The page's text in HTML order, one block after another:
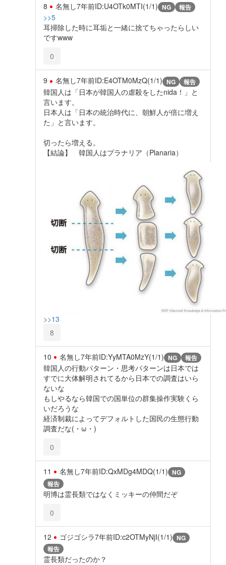
8 名無し7年前ID:U4OTk0MTI(1/1) NG 報告
>>5
耳掃除した時に耳垢と一緒に捨てちゃったらしい
ですwww
0
9 名無し7年前ID:E4OTM0MzQ(1/1) NG 報告
韓国人は「日本が韓国人の虐殺をしたnida！」と
言います。
日本人は「日本の統治時代に、朝鮮人が倍に増え
た」と言います。
切ったら増える。
【結論】 韓国人はプラナリア（Planaria）
>>13
8
10 名無し7年前ID:YyMTA0MzY(1/1) NG 報告
韓国人の行動パターン・思考パターンは日本では
すでに大体解明されてるから日本での調査はいら
ないな
もしやるなら韓国での国単位の群集操作実験くら
いだろうな
経済制裁によってデフォルトした国民の生態行動
調査だな(・ω・)
0
11 名無し7年前ID:QxMDg4MDQ(1/1) NG
報告
明博は霊長類ではなくミッキーの仲間だぞ
0
12 ゴジゴシラ7年前ID:c2OTMyNjI(1/1) NG
報告
霊長類だったのか？